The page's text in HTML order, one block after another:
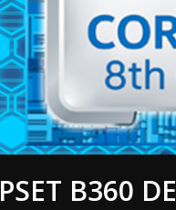
B360